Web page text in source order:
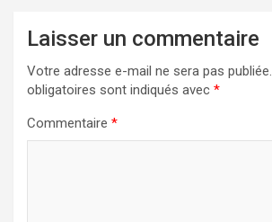
Laisser un commentaire
Votre adresse e-mail ne sera pas publiée.
obligatoires sont indiqués avec *
Commentaire *